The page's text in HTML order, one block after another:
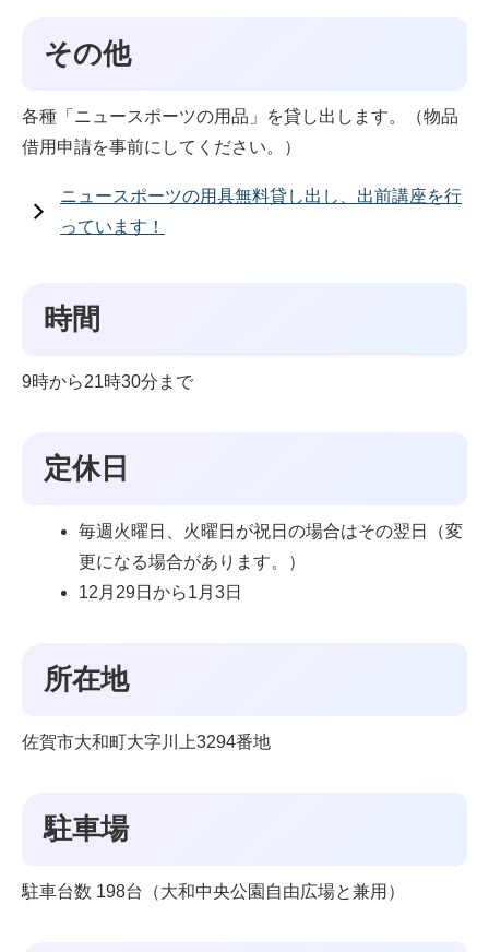
その他
各種「ニュースポーツの用品」を貸し出します。（物品
借用申請を事前にしてください。）
ニュースポーツの用具無料貸し出し、出前講座を行
っています！
時間
9時から21時30分まで
定休日
毎週火曜日、火曜日が祝日の場合はその翌日（変
更になる場合があります。）
12月29日から1月3日
所在地
佐賀市大和町大字川上3294番地
駐車場
駐車台数 198台（大和中央公園自由広場と兼用）